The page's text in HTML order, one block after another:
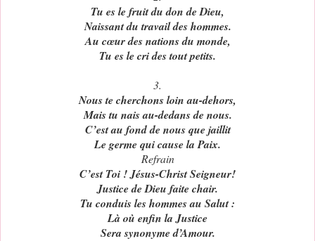
Tu es le fruit du don de Dieu,
Naissant du travail des hommes.
Au cœur des nations du monde,
Tu es le cri des tout petits.
3.
Nous te cherchons loin au-dehors,
Mais tu nais au-dedans de nous.
C’est au fond de nous que jaillit
Le germe qui cause la Paix.
Refrain
C’est Toi ! Jésus-Christ Seigneur!
Justice de Dieu faite chair.
Tu conduis les hommes au Salut :
Là où enfin la Justice
Sera synonyme d’Amour.